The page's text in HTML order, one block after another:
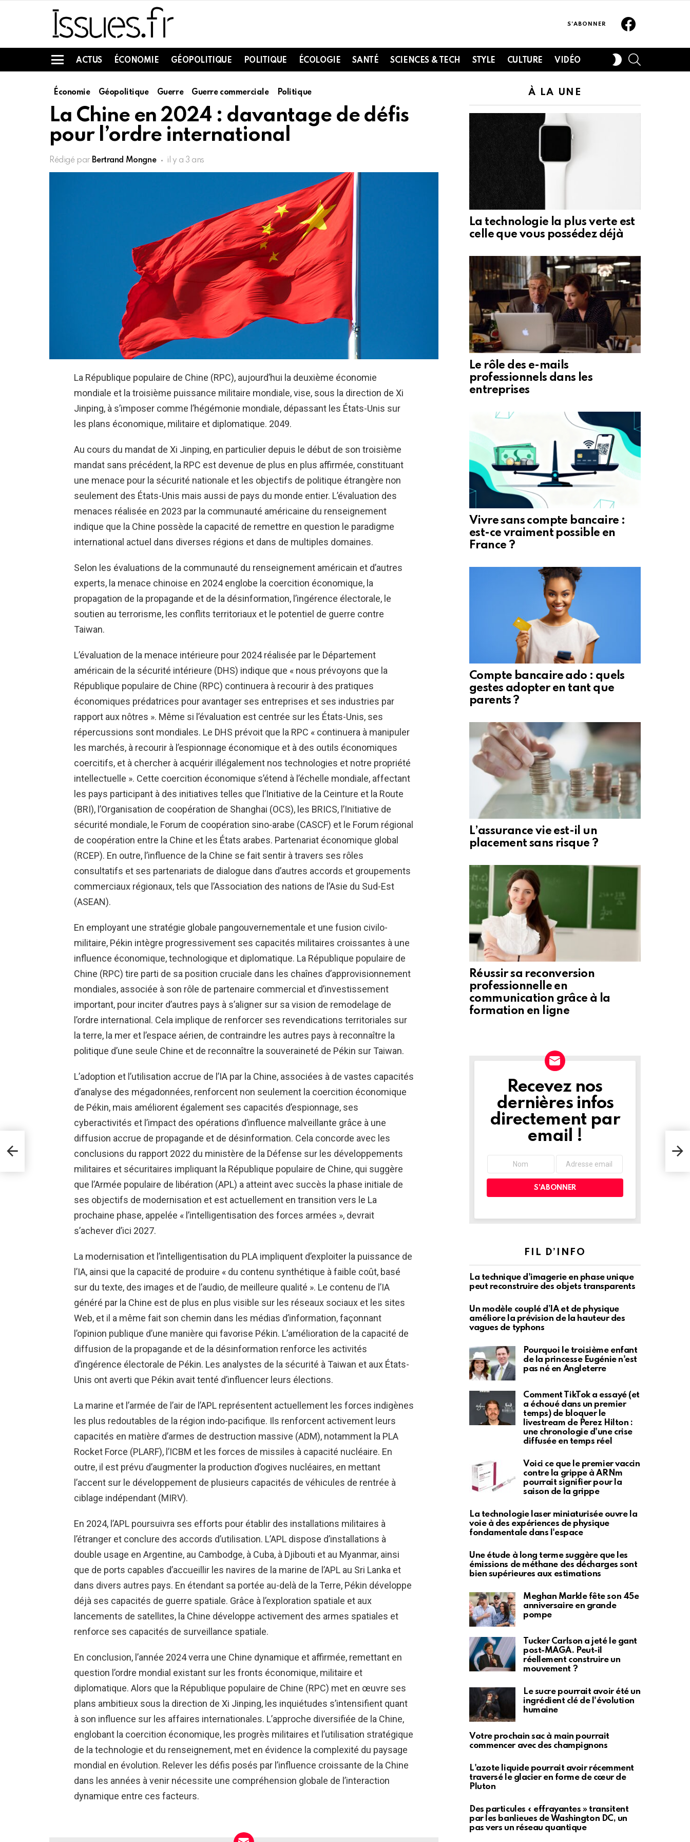
S'ABONNER
Menu
ACTUS ÉCONOMIE GÉOPOLITIQUE POLITIQUE ÉCOLOGIE SANTÉ SCIENCES & TECH STYLE CULTURE VIDÉO
SWITCH
SKIN
Économie Géopolitique Guerre Guerre commerciale Politique
La Chine en 2024 : davantage de défis
pour l’ordre international
Rédigé par Bertrand Mongne il y a 3 ans
La République populaire de Chine (RPC), aujourd’hui la deuxième économie
mondiale et la troisième puissance militaire mondiale, vise, sous la direction de Xi
Jinping, à s’imposer comme l’hégémonie mondiale, dépassant les États-Unis sur
les plans économique, militaire et diplomatique. 2049.
Au cours du mandat de Xi Jinping, en particulier depuis le début de son troisième
mandat sans précédent, la RPC est devenue de plus en plus affirmée, constituant
une menace pour la sécurité nationale et les objectifs de politique étrangère non
seulement des États-Unis mais aussi de pays du monde entier. L’évaluation des
menaces réalisée en 2023 par la communauté américaine du renseignement
indique que la Chine possède la capacité de remettre en question le paradigme
international actuel dans diverses régions et dans de multiples domaines.
Selon les évaluations de la communauté du renseignement américain et d’autres
experts, la menace chinoise en 2024 englobe la coercition économique, la
propagation de la propagande et de la désinformation, l’ingérence électorale, le
soutien au terrorisme, les conflits territoriaux et le potentiel de guerre contre
Taiwan.
L’évaluation de la menace intérieure pour 2024 réalisée par le Département
américain de la sécurité intérieure (DHS) indique que « nous prévoyons que la
République populaire de Chine (RPC) continuera à recourir à des pratiques
économiques prédatrices pour avantager ses entreprises et ses industries par
rapport aux nôtres ». Même si l’évaluation est centrée sur les États-Unis, ses
répercussions sont mondiales. Le DHS prévoit que la RPC « continuera à manipuler
les marchés, à recourir à l’espionnage économique et à des outils économiques
coercitifs, et à chercher à acquérir illégalement nos technologies et notre propriété
intellectuelle ». Cette coercition économique s’étend à l’échelle mondiale, affectant
les pays participant à des initiatives telles que l’Initiative de la Ceinture et la Route
(BRI), l’Organisation de coopération de Shanghai (OCS), les BRICS, l’Initiative de
sécurité mondiale, le Forum de coopération sino-arabe (CASCF) et le Forum régional
de coopération entre la Chine et les États arabes. Partenariat économique global
(RCEP). En outre, l’influence de la Chine se fait sentir à travers ses rôles
consultatifs et ses partenariats de dialogue dans d’autres accords et groupements
commerciaux régionaux, tels que l’Association des nations de l’Asie du Sud-Est
(ASEAN).
En employant une stratégie globale pangouvernementale et une fusion civilo-
militaire, Pékin intègre progressivement ses capacités militaires croissantes à une
influence économique, technologique et diplomatique. La République populaire de
Chine (RPC) tire parti de sa position cruciale dans les chaînes d’approvisionnement
mondiales, associée à son rôle de partenaire commercial et d’investissement
important, pour inciter d’autres pays à s’aligner sur sa vision de remodelage de
l’ordre international. Cela implique de renforcer ses revendications territoriales sur
la terre, la mer et l’espace aérien, de contraindre les autres pays à reconnaître la
politique d’une seule Chine et de reconnaître la souveraineté de Pékin sur Taiwan.
L’adoption et l’utilisation accrue de l’IA par la Chine, associées à de vastes capacités
d’analyse des mégadonnées, renforcent non seulement la coercition économique
de Pékin, mais améliorent également ses capacités d’espionnage, ses
cyberactivités et l’impact des opérations d’influence malveillante grâce à une
diffusion accrue de propagande et de désinformation. Cela concorde avec les
conclusions du rapport 2022 du ministère de la Défense sur les développements
militaires et sécuritaires impliquant la République populaire de Chine, qui suggère
que l’Armée populaire de libération (APL) a atteint avec succès la phase initiale de
ses objectifs de modernisation et est actuellement en transition vers le La
prochaine phase, appelée « l’intelligentisation des forces armées », devrait
s’achever d’ici 2027.
La modernisation et l’intelligentisation du PLA impliquent d’exploiter la puissance de
l’IA, ainsi que la capacité de produire « du contenu synthétique à faible coût, basé
sur du texte, des images et de l’audio, de meilleure qualité ». Le contenu de l’IA
généré par la Chine est de plus en plus visible sur les réseaux sociaux et les sites
Web, et il a même fait son chemin dans les médias d’information, façonnant
l’opinion publique d’une manière qui favorise Pékin. L’amélioration de la capacité de
diffusion de la propagande et de la désinformation renforce les activités
d’ingérence électorale de Pékin. Les analystes de la sécurité à Taiwan et aux États-
Unis ont averti que Pékin avait tenté d’influencer leurs élections.
La marine et l’armée de l’air de l’APL représentent actuellement les forces indigènes
les plus redoutables de la région indo-pacifique. Ils renforcent activement leurs
capacités en matière d’armes de destruction massive (ADM), notamment la PLA
Rocket Force (PLARF), l’ICBM et les forces de missiles à capacité nucléaire. En
outre, il est prévu d’augmenter la production d’ogives nucléaires, en mettant
l’accent sur le développement de plusieurs capacités de véhicules de rentrée à
ciblage indépendant (MIRV).
En 2024, l’APL poursuivra ses efforts pour établir des installations militaires à
l’étranger et conclure des accords d’utilisation. L’APL dispose d’installations à
double usage en Argentine, au Cambodge, à Cuba, à Djibouti et au Myanmar, ainsi
que de ports capables d’accueillir les navires de la marine de l’APL au Sri Lanka et
dans divers autres pays. En étendant sa portée au-delà de la Terre, Pékin développe
déjà ses capacités de guerre spatiale. Grâce à l’exploration spatiale et aux
lancements de satellites, la Chine développe activement des armes spatiales et
renforce ses capacités de surveillance spatiale.
En conclusion, l’année 2024 verra une Chine dynamique et affirmée, remettant en
question l’ordre mondial existant sur les fronts économique, militaire et
diplomatique. Alors que la République populaire de Chine (RPC) met en œuvre ses
plans ambitieux sous la direction de Xi Jinping, les inquiétudes s’intensifient quant
à son influence sur les affaires internationales. L’approche diversifiée de la Chine,
englobant la coercition économique, les progrès militaires et l’utilisation stratégique
de la technologie et du renseignement, met en évidence la complexité du paysage
mondial en évolution. Relever les défis posés par l’influence croissante de la Chine
dans les années à venir nécessite une compréhension globale de l’interaction
dynamique entre ces facteurs.
des
À LA UNE
La technologie la plus verte est
celle que vous possédez déjà
Le rôle des e-mails
professionnels dans les
entreprises
Vivre sans compte bancaire :
est-ce vraiment possible en
France ?
Compte bancaire ado : quels
gestes adopter en tant que
parents ?
L’assurance vie est-il un
placement sans risque ?
Réussir sa reconversion
professionnelle en
communication grâce à la
formation en ligne
NEWSLETTER
Recevez nos
dernières infos
directement par
email !
FIL D’INFO
La technique d'imagerie en phase unique
peut reconstruire des objets transparents
Un modèle couplé d’IA et de physique
améliore la prévision de la hauteur des
vagues de typhons
Pourquoi le troisième enfant
de la princesse Eugénie n'est
pas né en Angleterre
Comment TikTok a essayé (et
a échoué dans un premier
temps) de bloquer le
livestream de Perez Hilton :
une chronologie d'une crise
diffusée en temps réel
Voici ce que le premier vaccin
contre la grippe à ARNm
pourrait signifier pour la
saison de la grippe
La technologie laser miniaturisée ouvre la
voie à des expériences de physique
fondamentale dans l'espace
Une étude à long terme suggère que les
émissions de méthane des décharges sont
bien supérieures aux estimations
Meghan Markle fête son 45e
anniversaire en grande
pompe
Tucker Carlson a jeté le gant
post-MAGA. Peut-il
réellement construire un
mouvement ?
Le sucre pourrait avoir été un
ingrédient clé de l'évolution
humaine
Votre prochain sac à main pourrait
commencer avec des champignons
L'azote liquide pourrait avoir récemment
traversé le glacier en forme de cœur de
Pluton
Des particules « effrayantes » transitent
par les banlieues de Washington DC, un
pas vers un réseau quantique